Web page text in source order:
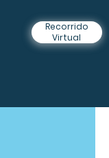
Recorrido
Virtual